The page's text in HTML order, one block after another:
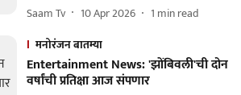
Saam Tv 10 Apr 2026 1 min read
मनोरंजन बातम्या
Entertainment News: 'झोंबिवली'ची दोन
वर्षांची प्रतिक्षा आज संपणार